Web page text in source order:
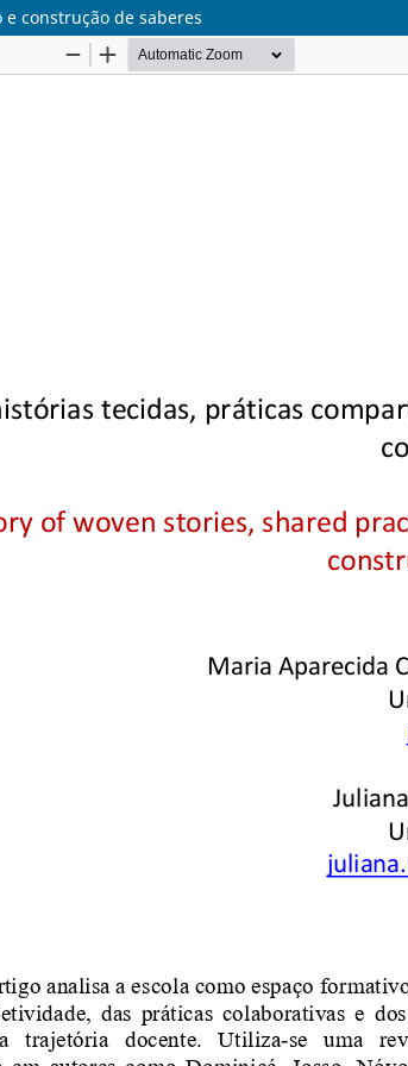
construção de saberes